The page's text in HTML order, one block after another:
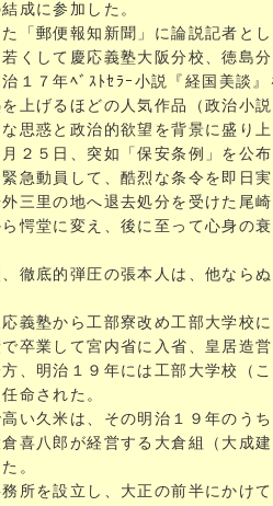
成に参加した。
「郵便報知新聞」に論説記者と
くして慶応義塾大阪分校、徳島
１７年ﾍﾞｽﾄｾﾗｰ小説『経国美談
上げるほどの人気作品（政治小説
思惑と政治的欲望を背景に盛り
２５日、突如「保安条例」を公
急動員して、酷烈な条令を即日実
三里の地へ退去処分を受けた尾
愕堂に変え、後に至って心身の
徹底的弾圧の張本人は、他なら
義塾から工部寮改め工部大学校
卒業して宮内省に入省、皇居造
、明治１９年には工部大学校（
命された。
い久米は、その明治１９年のう
喜八郎が経営する大倉組（大成
。
所を設立し、大正の前半にかけ